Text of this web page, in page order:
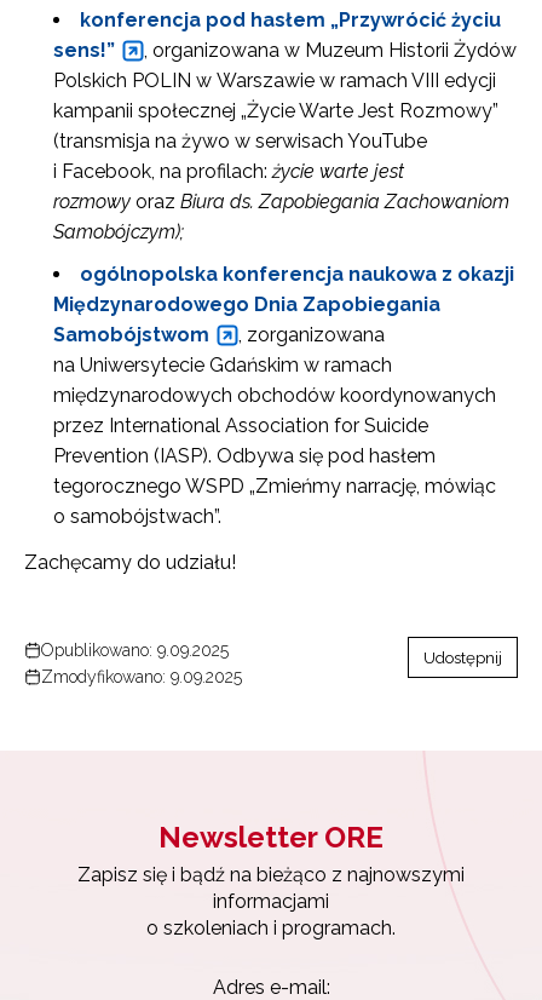
konferencja pod hasłem „Przywrócić życiu
sens!”
, organizowana w Muzeum Historii Żydów
Polskich POLIN w Warszawie w ramach VIII edycji
kampanii społecznej „Życie Warte Jest Rozmowy”
(transmisja na żywo w serwisach YouTube
i Facebook, na profilach:życie warte jest
rozmowy oraz Biura ds.Zapobiegania Zachowaniom
Samobójczym);
ogólnopolska konferencja naukowa z okazji
Międzynarodowego Dnia Zapobiegania
Samobójstwom
, zorganizowana
na Uniwersytecie Gdańskim w ramach
międzynarodowych obchodów koordynowanych
przez International Association for Suicide
Prevention (IASP). Odbywa się pod hasłem
tegorocznego WSPD „Zmieńmy narrację, mówiąc
o samobójstwach”.
Zachęcamy do udziału!
Opublikowano: 9.09.2025
Zmodyfikowano: 9.09.2025
Udostępnij
Newsletter ORE
Zapisz się i bądź na bieżąco z najnowszymi
informacjami
o szkoleniach i programach.
Adres e-mail: